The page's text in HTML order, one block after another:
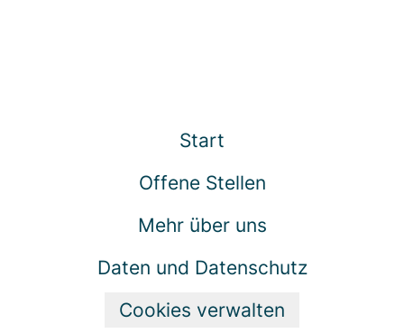
Start
Offene Stellen
Mehr über uns
Daten und Datenschutz
Cookies verwalten